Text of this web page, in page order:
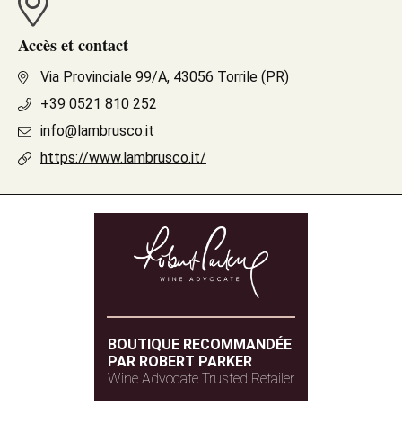
Accès et contact
Via Provinciale 99/A, 43056 Torrile (PR)
+39 0521 810 252
info@lambrusco.it
https://www.lambrusco.it/
BOUTIQUE RECOMMANDÉE
PAR ROBERT PARKER
Wine Advocate Trusted Retailer